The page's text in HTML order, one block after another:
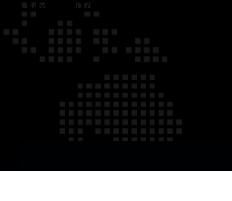
Seg. - Sex., das 07:30 - 17:30